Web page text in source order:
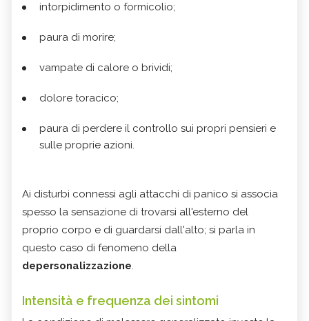
intorpidimento o formicolio;
paura di morire;
vampate di calore o brividi;
dolore toracico;
paura di perdere il controllo sui propri pensieri e
sulle proprie azioni.
Ai disturbi connessi agli attacchi di panico si associa
spesso la sensazione di trovarsi all'esterno del
proprio corpo e di guardarsi dall'alto; si parla in
questo caso di fenomeno della
depersonalizzazione.
Intensità e frequenza dei sintomi